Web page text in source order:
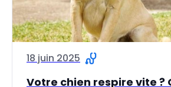
18 juin 2025
Votre chien respire vite ?